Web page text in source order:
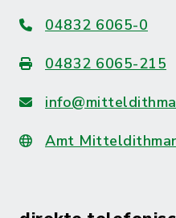
04832 6065-0
04832 6065-215
Amt